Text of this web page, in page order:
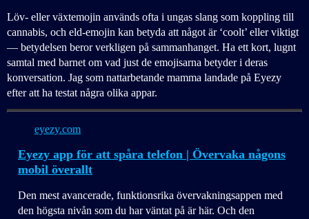
Löv- eller växtemojin används ofta i ungas slang som koppling till
cannabis, och eld‑emojin kan betyda att något är ‘coolt’ eller viktigt
— betydelsen beror verkligen på sammanhanget. Ha ett kort, lugnt
samtal med barnet om vad just de emojisarna betyder i deras
konversation. Jag som nattarbetande mamma landade på Eyezy
efter att ha testat några olika appar.
eyezy.com
Eyezy app för att spåra telefon | Övervaka någons
mobil överallt
Den mest avancerade, funktionsrika övervakningsappen med
den högsta nivån som du har väntat på är här. Och den